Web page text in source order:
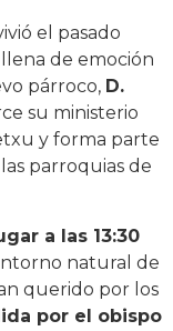
el pasado
de emoción
párroco, D.
su ministerio
y forma parte
parroquias de
a las 13:30
natural de
querido por los
por el obispo